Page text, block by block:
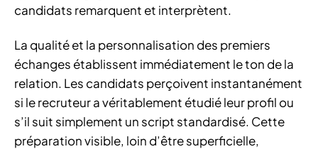
candidats remarquent et interprètent.
La qualité et la personnalisation des premiers
échanges établissent immédiatement le ton de la
relation. Les candidats perçoivent instantanément
si le recruteur a véritablement étudié leur profil ou
s’il suit simplement un script standardisé. Cette
préparation visible, loin d’être superficielle,